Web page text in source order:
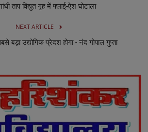
ताप विद्युत गृह में फ्लाई-ऐश घोटाला
NEXT ARTICLE
बड़ा उद्योगिक प्रेदश होगा - नंद गोपाल गुप्ता